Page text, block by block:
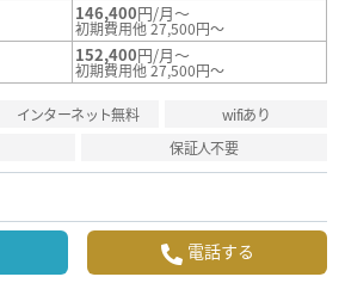
146,400円/月～
初期費用他 27,500円～
152,400円/月～
初期費用他 27,500円～
インターネット無料
wifiあり
保証人不要
電話する